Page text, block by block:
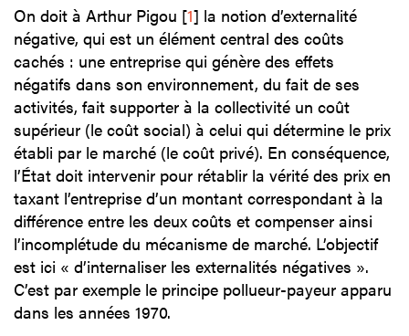
On doit à Arthur Pigou [1] la notion d’externalité
négative, qui est un élément central des coûts
cachés : une entreprise qui génère des effets
négatifs dans son environnement, du fait de ses
activités, fait supporter à la collectivité un coût
supérieur (le coût social) à celui qui détermine le prix
établi par le marché (le coût privé). En conséquence,
l’État doit intervenir pour rétablir la vérité des prix en
taxant l’entreprise d’un montant correspondant à la
différence entre les deux coûts et compenser ainsi
l’incomplétude du mécanisme de marché. L’objectif
est ici « d’internaliser les externalités négatives ».
C’est par exemple le principe pollueur-payeur apparu
dans les années 1970.